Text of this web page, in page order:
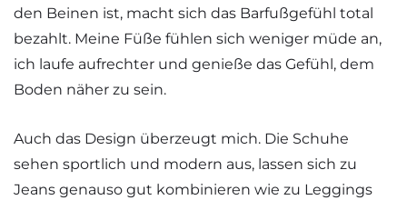
den Beinen ist, macht sich das Barfußgefühl total
bezahlt. Meine Füße fühlen sich weniger müde an,
ich laufe aufrechter und genieße das Gefühl, dem
Boden näher zu sein.
Auch das Design überzeugt mich. Die Schuhe
sehen sportlich und modern aus, lassen sich zu
Jeans genauso gut kombinieren wie zu Leggings